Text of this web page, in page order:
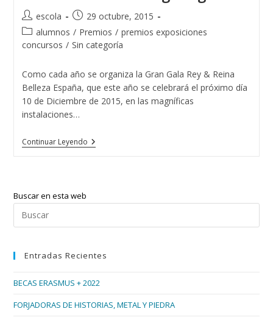
Autor
de
la
escola
Publicación
de
la
entrada:
29 octubre, 2015
Categoría
de
entrada:
alumnos / Premios / premios exposiciones
concursos / Sin categoría
Como cada año se organiza la Gran Gala Rey & Reina
Belleza España, que este año se celebrará el próximo día
10 de Diciembre de 2015, en las magníficas
instalaciones…
Continuar LeyendoEl
Rey
Gallego
Buscar en esta web
Entradas Recientes
BECAS ERASMUS + 2022
FORJADORAS DE HISTORIAS, METAL Y PIEDRA